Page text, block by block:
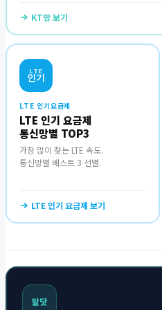
KT망 보기
LTE
인기
LTE 인기요금제
LTE 인기 요금제
통신망별 TOP3
가장 많이 찾는 LTE 속도.
통신망별 베스트 3 선별.
LTE 인기 요금제 보기
알닷